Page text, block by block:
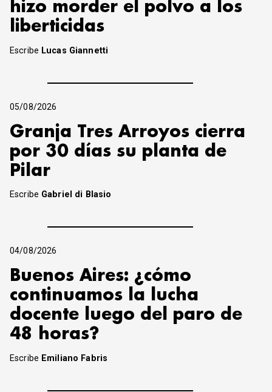
hizo morder el polvo a los
liberticidas
Escribe Lucas Giannetti
05/08/2026
Granja Tres Arroyos cierra
por 30 días su planta de
Pilar
Escribe Gabriel di Blasio
04/08/2026
Buenos Aires: ¿cómo
continuamos la lucha
docente luego del paro de
48 horas?
Escribe Emiliano Fabris